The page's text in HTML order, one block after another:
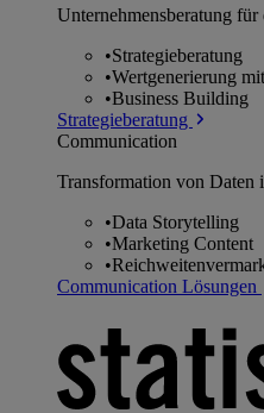
Unternehmens­beratung
•Strategieberatung
•Wertgenerierung
•Business Building
Strategieberatung
Communication
Transformation von Daten
•Data Storytelling
•Marketing Content
•
Communication Lösungen